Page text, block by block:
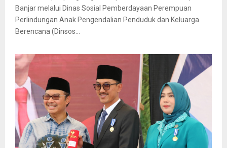
Banjar melalui Dinas Sosial Pemberdayaan Perempuan
Perlindungan Anak Pengendalian Penduduk dan Keluarga
Berencana (Dinsos...